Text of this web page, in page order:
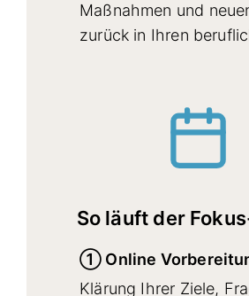
Maßnahmen und
zurück in Ihren
So läuft der
① Online
Klärung Ihrer Ziele,